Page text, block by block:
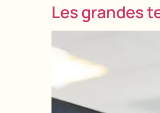
Les grandes